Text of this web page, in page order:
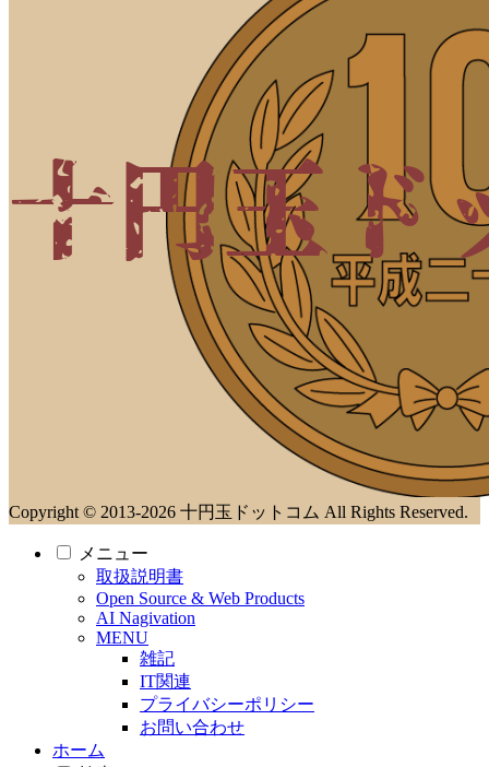
Copyright © 2013-2026 十円玉ドットコム All Rights Reserved.
メニュー
取扱説明書
Open Source & Web Products
AI Nagivation
MENU
雑記
IT関連
プライバシーポリシー
お問い合わせ
ホーム